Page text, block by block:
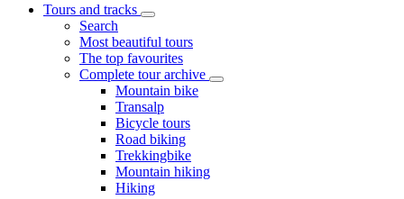
Tours and tracks
Search
Most beautiful tours
The top favourites
Complete tour archive
Mountain bike
Transalp
Bicycle tours
Road biking
Trekkingbike
Mountain hiking
Hiking